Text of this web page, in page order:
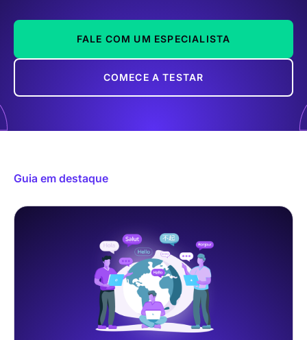
FALE COM UM ESPECIALISTA
COMECE A TESTAR
Guia em destaque